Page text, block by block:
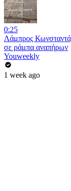
0:25
Λάμπρος
σε ράμπα αναπήρων
Youweekly
1 week ago